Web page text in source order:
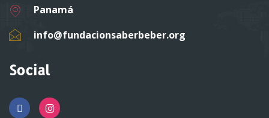
Panamá
info@fundacionsaberbeber.org
Social